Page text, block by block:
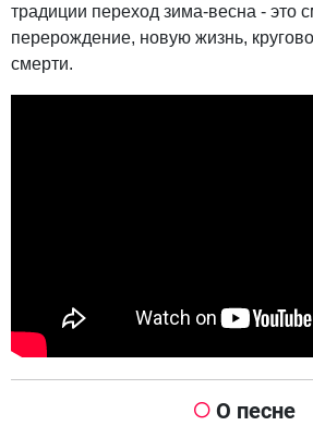
традиции переход зима-весна - это
перерождение, новую жизнь,
смерти.
О песне